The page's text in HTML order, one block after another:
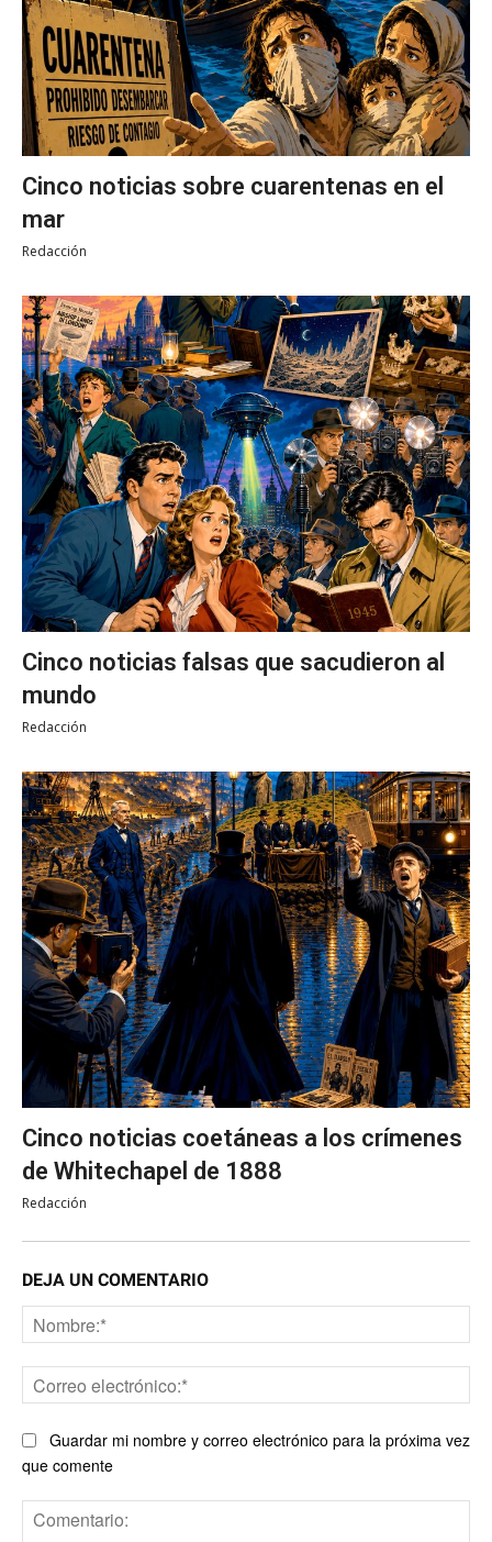
Cinco noticias sobre cuarentenas en el
mar
Redacción
Cinco noticias falsas que sacudieron al
mundo
Redacción
Cinco noticias coetáneas a los crímenes
de Whitechapel de 1888
Redacción
DEJA UN COMENTARIO
Guardar mi nombre y correo electrónico para la próxima vez
que comente